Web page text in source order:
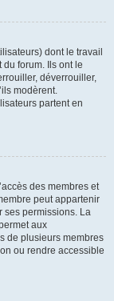
dont le travail
forum. Ils ont le
déverrouiller,
modèrent.
partent en
des membres et
peut appartenir
ses permissions. La
aux
de plusieurs membres
ou rendre accessible